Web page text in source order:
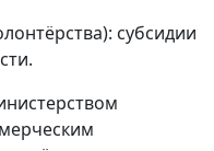
субсидии